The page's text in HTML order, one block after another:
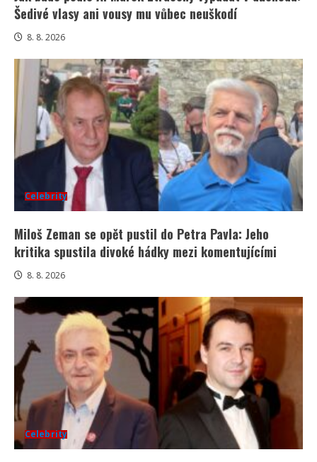
Šedivé vlasy ani vousy mu vůbec neuškodí
8. 8. 2026
Celebrity
Miloš Zeman se opět pustil do Petra Pavla: Jeho
kritika spustila divoké hádky mezi komentujícími
8. 8. 2026
Celebrity